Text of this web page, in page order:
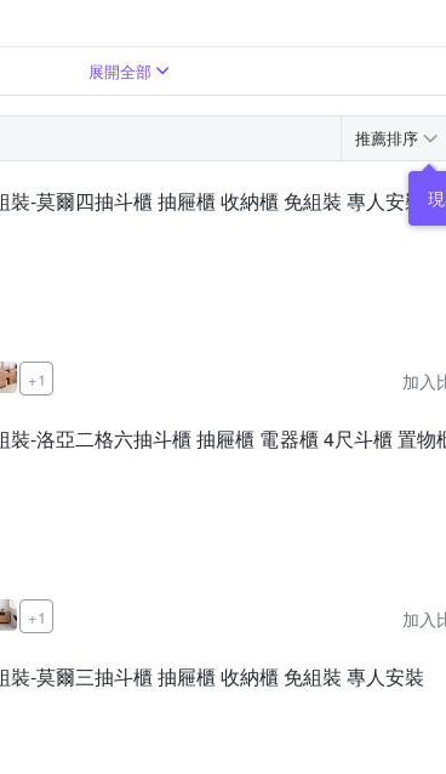
展開全部
推薦排序
-莫爾四抽斗櫃 抽屜櫃 收納櫃 免組裝 專人安裝
+1 加入
裝-洛亞二格六抽斗櫃 抽屜櫃 電器櫃 4尺斗櫃 置物
+1 加入
裝-莫爾三抽斗櫃 抽屜櫃 收納櫃 免組裝 專人安裝